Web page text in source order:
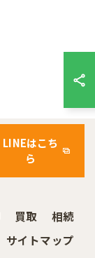
LINEはこち
ら
買取
相続
サイトマップ